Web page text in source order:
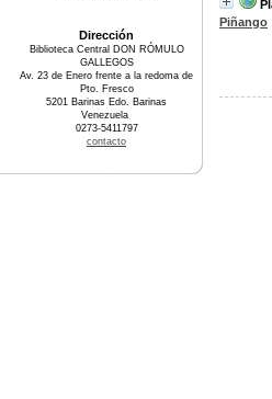
Piñango
Dirección
Biblioteca Central DON RÓMULO
GALLEGOS
Av. 23 de Enero frente a la redoma de
Pto. Fresco
5201 Barinas Edo. Barinas
Venezuela
0273-5411797
contacto